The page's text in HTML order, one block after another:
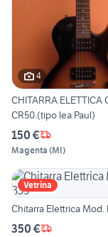
4
CHITARRA ELETTICA
CR50.(tipo lea Paul)
150 €
Magenta (MI)
Vetrina
Chitarra Elettrica Mod.
350 €